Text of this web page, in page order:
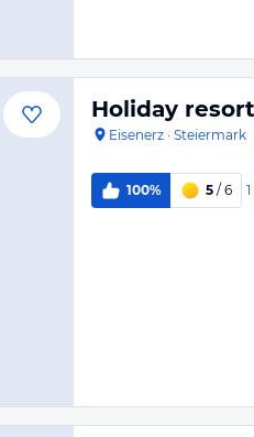
Holiday
Eisenerz · Steiermark
100% 5 / 6 1